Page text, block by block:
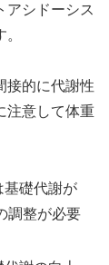
アシドーシス
接的に代謝性
注意して体重
基礎代謝が
調整が必要